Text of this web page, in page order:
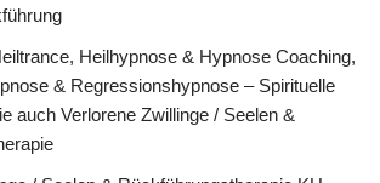
Heilhypnose & Hypnose Coaching,
& Regressionshypnose – Spirituelle
auch Verlorene Zwillinge / Seelen &